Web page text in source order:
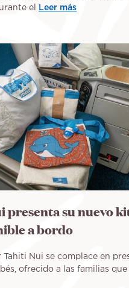
el
Leer más
presenta su nuevo
a bordo
Tahiti Nui se complace en
ofrecido a las familias